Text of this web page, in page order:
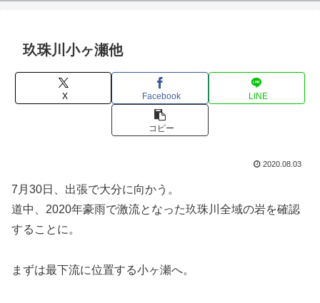
玖珠川小ヶ瀬他
X Facebook LINE
コピー
2020.08.03
7月30日、出張で大分に向かう。
道中、2020年豪雨で激流となった玖珠川全域の岩を確認
することに。
まずは最下流に位置する小ヶ瀬へ。